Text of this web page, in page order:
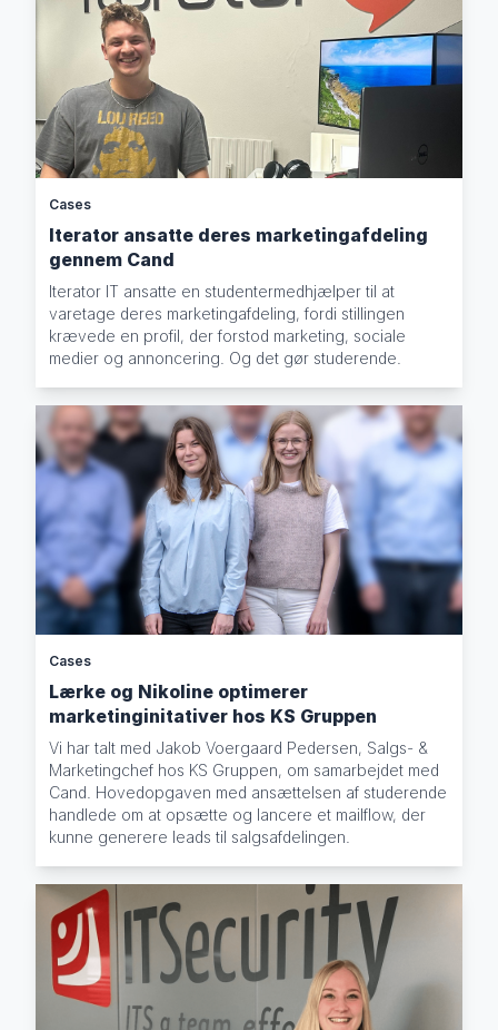
Cases
Iterator ansatte deres marketingafdeling
gennem Cand
Iterator IT ansatte en studentermedhjælper til at
varetage deres marketingafdeling, fordi stillingen
krævede en profil, der forstod marketing, sociale
medier og annoncering. Og det gør studerende.
Cases
Lærke og Nikoline optimerer
marketinginitativer hos KS Gruppen
Vi har talt med Jakob Voergaard Pedersen, Salgs- &
Marketingchef hos KS Gruppen, om samarbejdet med
Cand. Hovedopgaven med ansættelsen af studerende
handlede om at opsætte og lancere et mailflow, der
kunne generere leads til salgsafdelingen.